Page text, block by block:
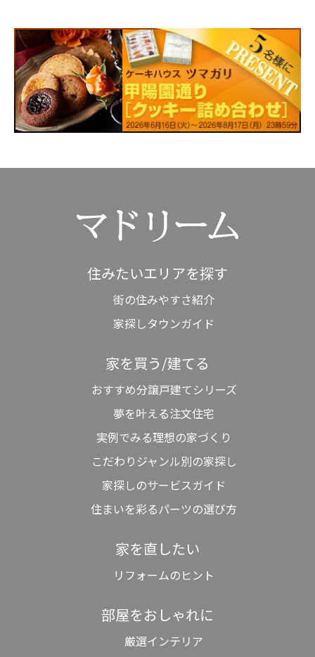
住みたいエリアを探す
街の住みやすさ紹介
家探しタウンガイド
家を買う/建てる
おすすめ分譲戸建てシリーズ
夢を叶える注文住宅
実例でみる理想の家づくり
こだわりジャンル別の家探し
家探しのサービスガイド
住まいを彩るパーツの選び方
家を直したい
リフォームのヒント
部屋をおしゃれに
厳選インテリア